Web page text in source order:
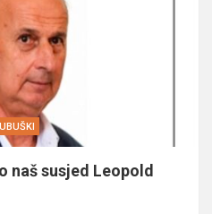
naš susjed Leopold